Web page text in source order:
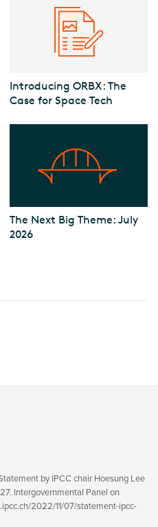
Introducing ORBX: The
Case for Space Tech
The Next Big Theme: July
2026
by IPCC chair Hoesung Lee
Intergovernmental Panel on
2022/11/07/statement-ipcc-